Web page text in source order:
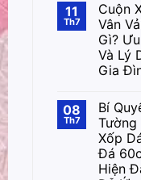
11
Th7
Cuộn
Vân
Gì?
Và Lý
Gia
08
Th7
Bí
Tường
Xốp
Đá
Hiện